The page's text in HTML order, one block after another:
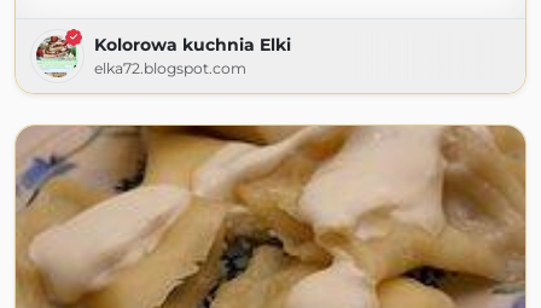
Kolorowa kuchnia Elki
elka72.blogspot.com